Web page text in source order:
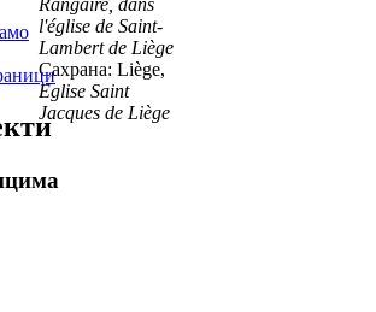
Rangaire, dans
l'église de Saint-
Lambert de Liège
Сахрана: Liège,
Eglise Saint
Jacques de Liège